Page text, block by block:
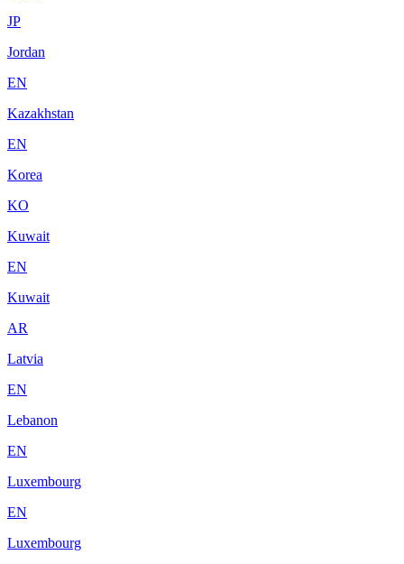
JP
Jordan
EN
Kazakhstan
EN
Korea
KO
Kuwait
EN
Kuwait
AR
Latvia
EN
Lebanon
EN
Luxembourg
EN
Luxembourg